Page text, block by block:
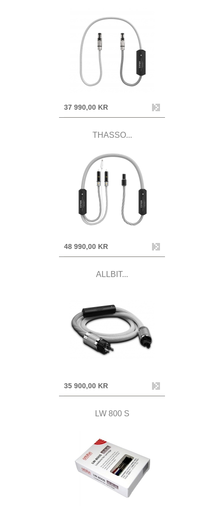
37 990,00 KR
THASSO...
48 990,00 KR
ALLBIT...
35 900,00 KR
LW 800 S